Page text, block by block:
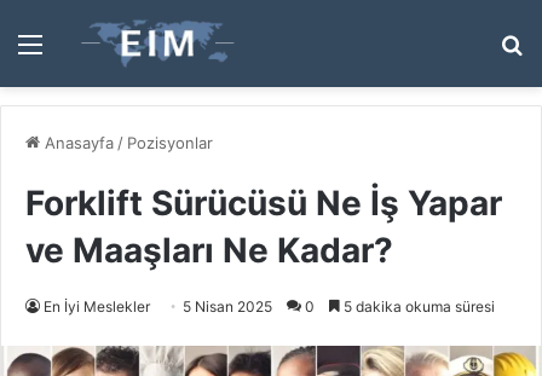
Menü
...
Anasayfa / Pozisyonlar
Forklift Sürücüsü Ne İş Yapar
ve Maaşları Ne Kadar?
En İyi Meslekler 5 Nisan 2025 0 5 dakika okuma süresi